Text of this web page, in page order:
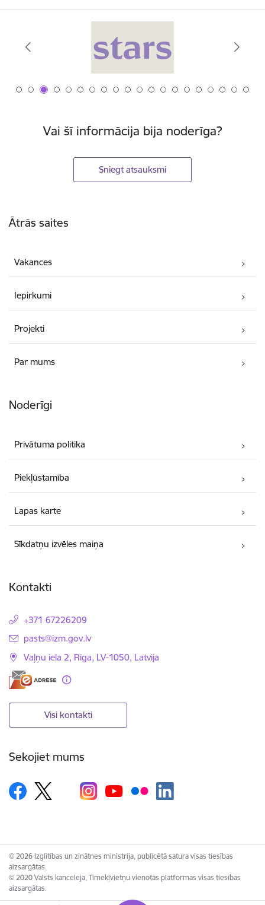
Vai šī informācija bija noderīga?
Sniegt atsauksmi
Ātrās saites
Vakances
Iepirkumi
Projekti
Par mums
Noderīgi
Privātuma politika
Piekļūstamība
Lapas karte
Sīkdatņu izvēles maiņa
Kontakti
+371 67226209
E-pasts:
pasts@izm.gov.lv
Vaļņu iela 2, Rīga, LV-1050, Latvija
Visi kontakti
Sekojiet mums
© 2026 Izglītības un zinātnes ministrija, publicētā satura visas tiesības
aizsargātas.
© 2020 Valsts kanceleja, Tīmekļvietņu vienotās platformas visas tiesības
aizsargātas.